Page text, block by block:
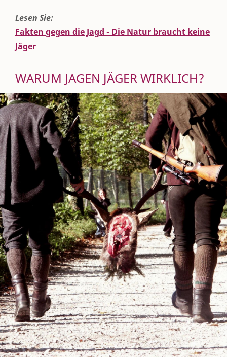
Lesen Sie:
Fakten gegen die Jagd - Die Natur braucht keine
Jäger
WARUM JAGEN JÄGER WIRKLICH?